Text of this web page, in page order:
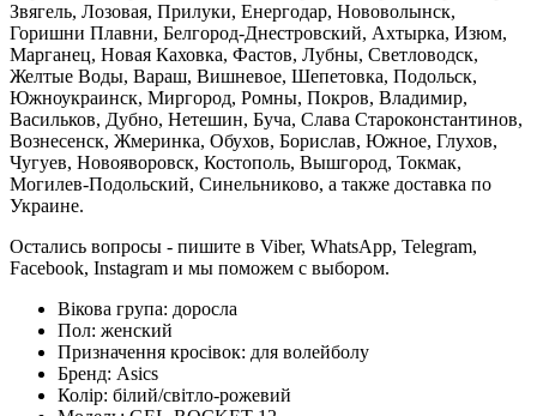
Звягель, Лозовая, Прилуки, Енергодар, Нововолынск,
Горишни Плавни, Белгород-Днестровский, Ахтырка, Изюм,
Марганец, Новая Каховка, Фастов, Лубны, Светловодск,
Желтые Воды, Вараш, Вишневое, Шепетовка, Подольск,
Южноукраинск, Миргород, Ромны, Покров, Владимир,
Васильков, Дубно, Нетешин, Буча, Слава Староконстантинов,
Вознесенск, Жмеринка, Обухов, Борислав, Южное, Глухов,
Чугуев, Новояворовск, Костополь, Вышгород, Токмак,
Могилев-Подольский, Синельниково, а также доставка по
Украине.
Остались вопросы - пишите в Viber, WhatsApp, Telegram,
Facebook, Instagram и мы поможем с выбором.
Вікова група: доросла
Пол: женский
Призначення кросівок: для волейболу
Бренд: Asics
Колір: білий/світло-рожевий